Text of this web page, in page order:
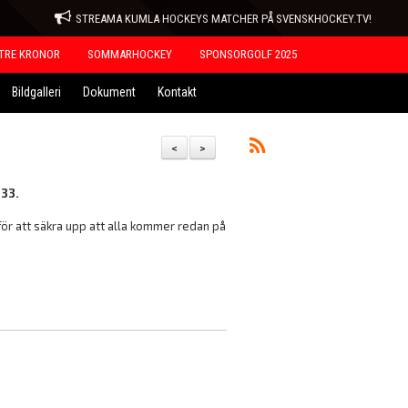
STREAMA KUMLA HOCKEYS MATCHER PÅ SVENSKHOCKEY.TV!
KRONOR SOMMARHOCKEY SPONSORGOLF 2025
Bildgalleri Dokument Kontakt
>
<
att säkra upp att alla kommer redan på